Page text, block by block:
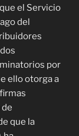
el Servicio
del
por
ello otorga a
que la